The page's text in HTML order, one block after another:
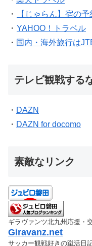
・
【じゃらん】宿の予
・ YAHOO！トラベル
・ 国内・海外旅行は
テレビ観戦する
・ DAZN
・ DAZN for docomo
素敵なリンク
ギラヴァンツ北九州応援・
Giravanz.net
サッカー観戦好きの蹴活日